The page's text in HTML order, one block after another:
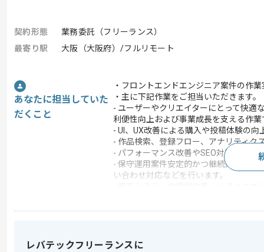
契約形態
業務委託（フリーランス）
最寄り駅
大阪（大阪府）/フルリモート
あなたに担当していた
だくこと
・フロントエンドエンジニア案件の作
・主に下記作業をご担当いただきます。
- ユーザーやクリエイターにとって快適
利便性向上および事業成長を支える作業
- UI、UX改善による購入や投稿体験の向
- 作品検索、登録フロー、アナリティク
- パフォーマンス改善やSEO対策の実施
- 保守運用案件安定的かつ継続的な開発
い合わせ対応などを行います。
- ユーザー、クリエイター双方の体験を
フレームワーク
レバテックフリーランスに